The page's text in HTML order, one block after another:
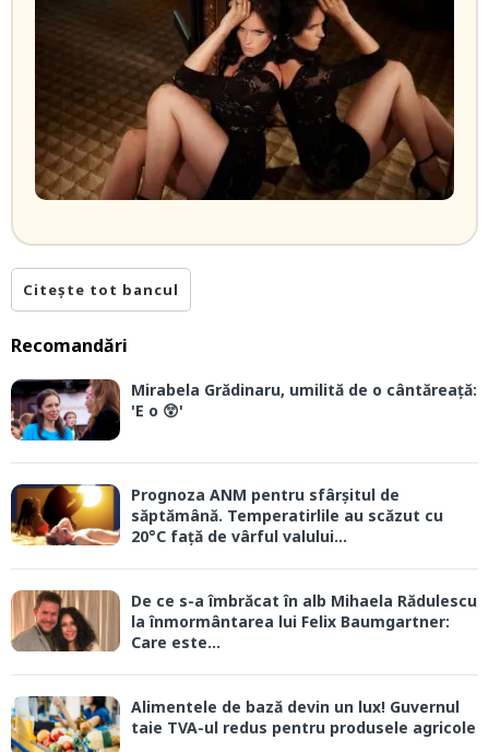
Citește tot bancul
Recomandări
Mirabela Grădinaru, umilită de o cântăreață:
'E o 😲'
Prognoza ANM pentru sfârșitul de
săptămână. Temperatirlile au scăzut cu
20°C față de vârful valului...
De ce s-a îmbrăcat în alb Mihaela Rădulescu
la înmormântarea lui Felix Baumgartner:
Care este...
Alimentele de bază devin un lux! Guvernul
taie TVA-ul redus pentru produsele agricole